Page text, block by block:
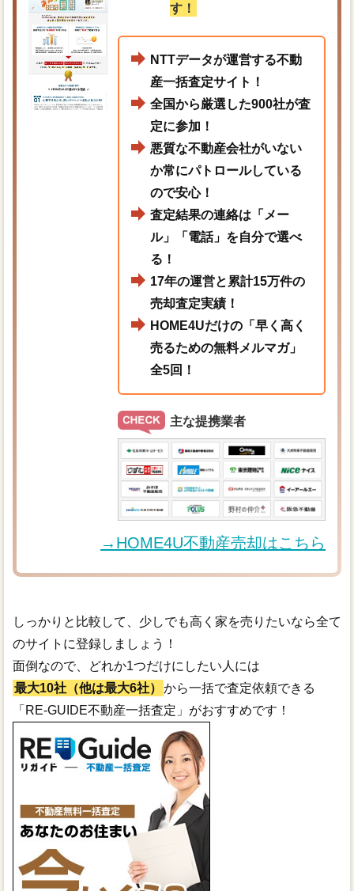
す！
NTTデータが運営する不動
産一括査定サイト！
全国から厳選した900社が査
定に参加！
悪質な不動産会社がいない
か常にパトロールしている
ので安心！
査定結果の連絡は「メー
ル」「電話」を自分で選べ
る！
17年の運営と累計15万件の
売却査定実績！
HOME4Uだけの「早く高く
売るための無料メルマガ」
全5回！
主な提携業者
→HOME4U不動産売却はこちら
しっかりと比較して、少しでも高く家を売りたいなら全て
のサイトに登録しましょう！
面倒なので、どれか1つだけにしたい人には
最大10社（他は最大6社）
から一括で査定依頼できる
「RE-GUIDE不動産一括査定」がおすすめです！